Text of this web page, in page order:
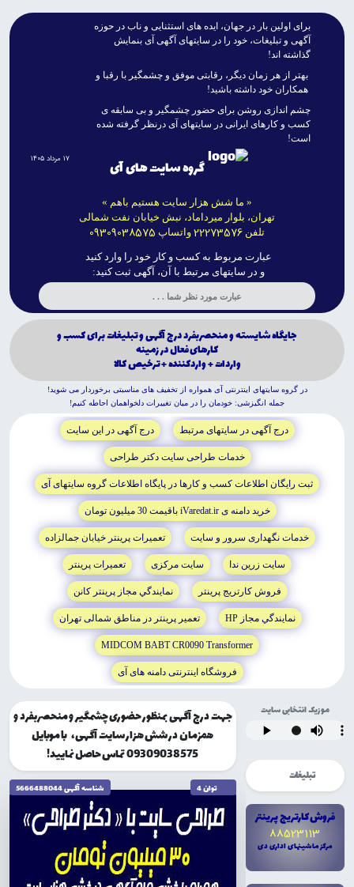
براى اولين بار در جهان، ايده هاى استثنايى و ناب در حوزه
آگهى و تبليغات، خود را در سايتهاى آگهى آى بنمايش
گذاشته اند!
بهتر از هر زمان ديگر، رقابتى موفق و چشمگير با رقبا و
همکاران خود داشته باشيد!
چشم اندازى روشن براى حضور چشمگير و بى سابقه ى
کسب و کارهاى ايرانى در سايتهاى آى درنظر گرفته شده
است!
گروه سایت های آی
« ما شش هزار سایت هستیم باهم »
تهران، بلوار میرداماد، نبش خیابان نفت شمالی
تلفن 22273576 واتساپ 09309038575
۱۷ مرداد ۱۴۰۵
عبارت مربوط به کسب و کار خود را وارد کنید
و در سایتهای مرتبط با آن، آگهی ثبت کنید:
جايگاه شايسته و منحصربفرد درج آگهى و تبليغات براى كسب و
كارهاى فعال در زمينه
واردات + واردكننده + ترخيص كالا
در گروه سايتهاى اينترنتى آى همواره از تخفيف هاى مناسبتى برخوردار مى شويد!
جمله انگيزشى: خودمان را در ميان تغييرات دلخواهمان احاطه کنيم!
درج آگهى در سايتهاى مرتبط درج آگهى در اين سايت
خدمات طراحى سايت دکتر طراحى
ثبت رايگان اطلاعات کسب و کارها در پايگاه اطلاعات گروه سايتهاى آى
خريد دامنه ى iVaredat.ir باقيمت 30 ميليون تومان
خدمات نگهدارى سرور و سايت تعميرات پرينتر خيابان جمالزاده
سايت زرين ندا سايت مرکزى تعميرات پرينتر
فروش کارتريج پرينتر نمايندگي مجاز پرينتر کانن
نمايندگي مجاز HP تعمير پرينتر در مناطق شمالى تهران
MIDCOM BABT CR0090 Transformer
فروشگاه اينترنتى دامنه هاى آى
موزیک انتخابی سایت
تبلیغات
فروش کارتريج پرينتر
88523113
مرکز ماشينهاى ادارى دى
جهت درج آگهی بمنظور حضوری چشمگیر و منحصربفرد و
همزمان در شش هزار سایت آگهی، با موبایل
09309038575 تماس حاصل نمایید!
توان 4 شناسه آگهى 5666488044